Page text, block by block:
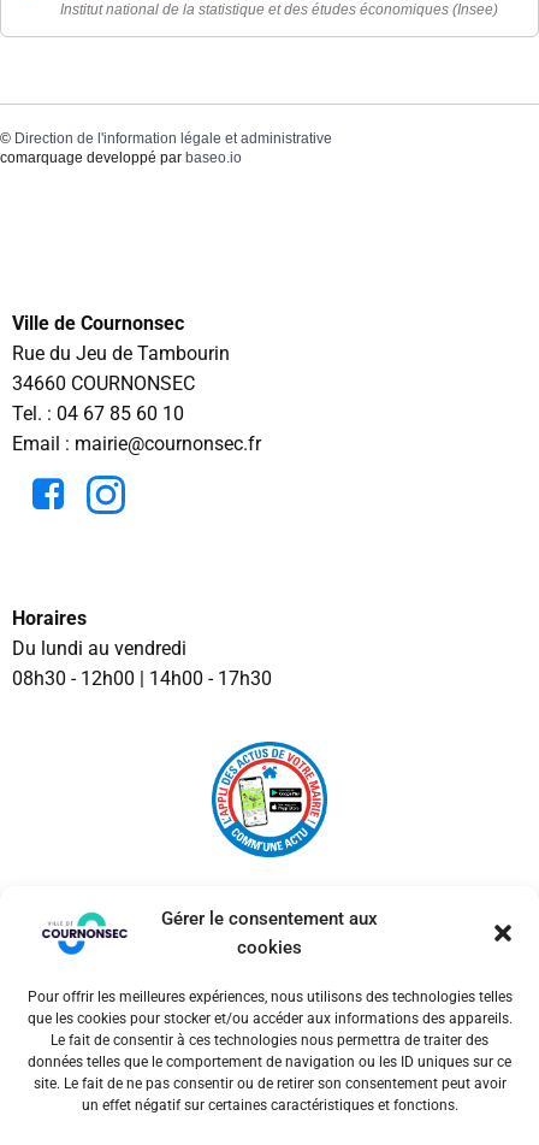
Gérer le consentement aux
cookies
Pour offrir les meilleures expériences, nous utilisons des technologies telles
que les cookies pour stocker et/ou accéder aux informations des appareils.
Le fait de consentir à ces technologies nous permettra de traiter des
données telles que le comportement de navigation ou les ID uniques sur ce
site. Le fait de ne pas consentir ou de retirer son consentement peut avoir
un effet négatif sur certaines caractéristiques et fonctions.
Institut national de la statistique et des études économiques (Insee)
© Direction de l'information légale et administrative
comarquage developpé par baseo.io
Ville de Cournonsec
Rue du Jeu de Tambourin
34660 COURNONSEC
Tel. : 04 67 85 60 10
Email : mairie@cournonsec.fr
Horaires
Du lundi au vendredi
08h30 - 12h00 | 14h00 - 17h30
© 2026 Ville de Cournonsec. Un service proposé par
Comm'un Site
Mentions légales